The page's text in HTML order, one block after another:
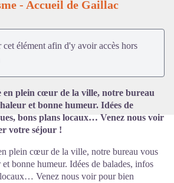
- Accueil de Gaillac
cet élément afin d'y avoir accès hors
en plein cœur de la ville, notre bureau
et bonne humeur. Idées de
bons plans locaux… Venez nous voir
votre séjour !
plein cœur de la ville, notre bureau vous
bonne humeur. Idées de balades, infos
Venez nous voir pour bien